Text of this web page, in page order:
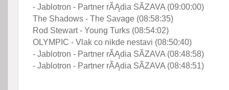
- Jablotron - Partner rÃĄdia SÃZAVA (09:00:00)
The Shadows - The Savage (08:58:35)
Rod Stewart - Young Turks (08:54:02)
OLYMPIC - Vlak co nikde nestavi (08:50:40)
- Jablotron - Partner rÃĄdia SÃZAVA (08:48:58)
- Jablotron - Partner rÃĄdia SÃZAVA (08:48:51)